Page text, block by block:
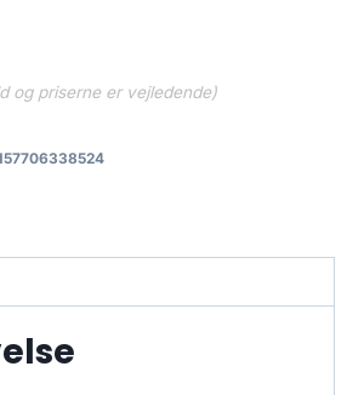
og priserne er vejledende)